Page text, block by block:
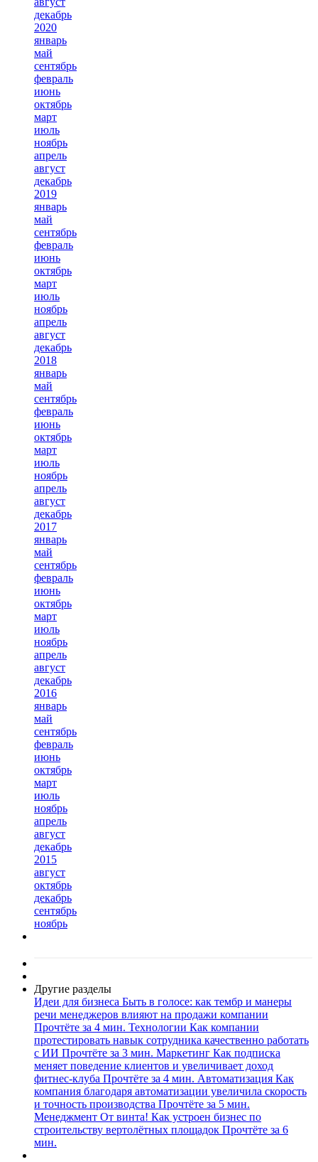
декабрь
2020
январь
май
сентябрь
февраль
июнь
октябрь
март
июль
ноябрь
апрель
август
декабрь
2019
январь
май
сентябрь
февраль
июнь
октябрь
март
июль
ноябрь
апрель
август
декабрь
2018
январь
май
сентябрь
февраль
июнь
октябрь
март
июль
ноябрь
апрель
август
декабрь
2017
январь
май
сентябрь
февраль
июнь
октябрь
март
июль
ноябрь
апрель
август
декабрь
2016
январь
май
сентябрь
февраль
июнь
октябрь
март
июль
ноябрь
апрель
август
декабрь
2015
август
октябрь
декабрь
сентябрь
ноябрь
Другие разделы
Идеи для бизнеса Быть в голосе: как тембр и манеры
речи менеджеров влияют на продажи компании
Прочтёте за 4 мин. Технологии Как компании
протестировать навык сотрудника качественно работать
с ИИ Прочтёте за 3 мин. Маркетинг Как подписка
меняет поведение клиентов и увеличивает доход
фитнес-клуба Прочтёте за 4 мин. Автоматизация Как
компания благодаря автоматизации увеличила скорость
и точность производства Прочтёте за 5 мин.
Менеджмент От винта! Как устроен бизнес по
строительству вертолётных площадок Прочтёте за 6
мин.